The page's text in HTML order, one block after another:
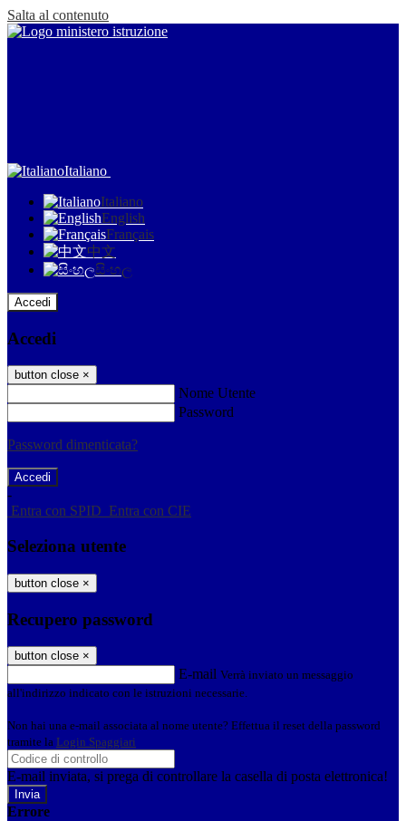
Salta al contenuto
Italiano
Italiano
English
Français
中文
සිංහල
Accedi
Accedi
button close ×
Nome Utente
Password
Password dimenticata?
-
Entra con SPID Entra con CIE
Seleziona utente
button close ×
Recupero password
button close ×
E-mail Verrà inviato un messaggio
all'indirizzo indicato con le istruzioni necessarie.
Non hai una e-mail associata al nome utente? Effettua il reset della password
tramite la Login Spaggiari
E-mail inviata, si prega di controllare la casella di posta elettronica!
Errore